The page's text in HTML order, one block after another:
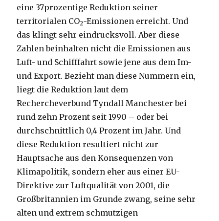
eine 37prozentige Reduktion seiner
territorialen CO2-Emissionen erreicht. Und
das klingt sehr eindrucksvoll. Aber diese
Zahlen beinhalten nicht die Emissionen aus
Luft- und Schifffahrt sowie jene aus dem Im-
und Export. Bezieht man diese Nummern ein,
liegt die Reduktion laut dem
Rechercheverbund Tyndall Manchester bei
rund zehn Prozent seit 1990 – oder bei
durchschnittlich 0,4 Prozent im Jahr. Und
diese Reduktion resultiert nicht zur
Hauptsache aus den Konsequenzen von
Klimapolitik, sondern eher aus einer EU-
Direktive zur Luftqualität von 2001, die
Großbritannien im Grunde zwang, seine sehr
alten und extrem schmutzigen